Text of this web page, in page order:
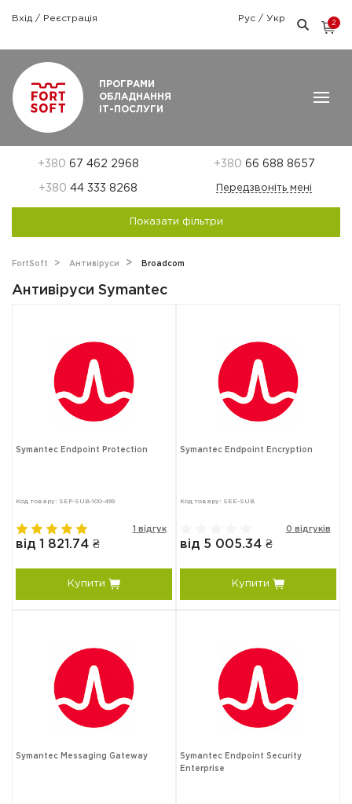
Вхід / Реєстрація Рус / Укр
2
ПРОГРАМИ
ОБЛАДНАННЯ
ІТ-ПОСЛУГИ
+380 67 462 2968 +380 66 688 8657
+380 44 333 8268 Передзвоніть мені
Показати фільтри
FortSoft Aнтивіруси Broadcom
Антивіруси Symantec
Symantec Endpoint Protection
Код товару: SEP-SUB-100-499
1 відгук
від 1 821.74 ₴
Купити
Symantec Endpoint Encryption
Код товару: SEE-SUB
0 відгуків
від 5 005.34 ₴
Купити
Symantec Messaging Gateway
Symantec Endpoint Security
Enterprise